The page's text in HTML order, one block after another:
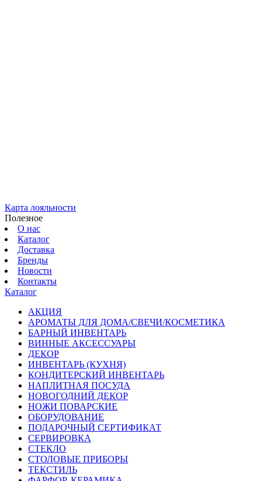
Карта лояльности
Полезное
О нас
Каталог
Доставка
Бренды
Новости
Контакты
Каталог
АКЦИЯ
АРОМАТЫ ДЛЯ ДОМА/СВЕЧИ/КОСМЕТИКА
БАРНЫЙ ИНВЕНТАРЬ
ВИННЫЕ АКСЕССУАРЫ
ДЕКОР
ИНВЕНТАРЬ (КУХНЯ)
КОНДИТЕРСКИЙ ИНВЕНТАРЬ
НАПЛИТНАЯ ПОСУДА
НОВОГОДНИЙ ДЕКОР
НОЖИ ПОВАРСКИЕ
ОБОРУДОВАНИЕ
ПОДАРОЧНЫЙ СЕРТИФИКАТ
СЕРВИРОВКА
СТЕКЛО
СТОЛОВЫЕ ПРИБОРЫ
ТЕКСТИЛЬ